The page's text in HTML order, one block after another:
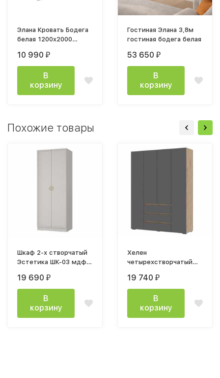
Элана Кровать Бодега
белая 1200x2000
10 990 ₽
В
корзину
Гостиная Элана 3,8м
гостиная бодега белая
53 650 ₽
В
корзину
Похожие товары
Шкаф 2-х створчатый
Эстетика ШК-03 мдф
19 690 ₽
В
корзину
Хелен
четырехстворчатый
дуб крафт золото /
графит
19 740 ₽
В
корзину